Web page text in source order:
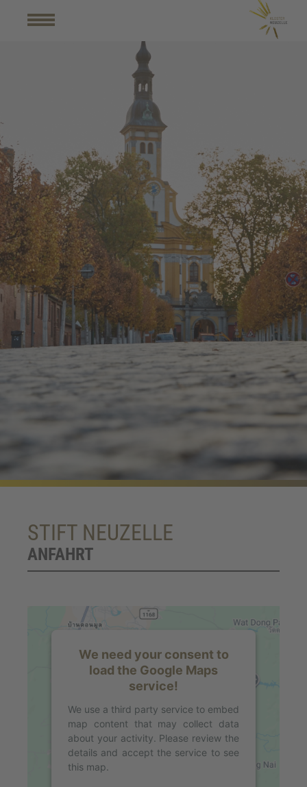
STIFT NEUZELLE
ANFAHRT
We need your consent to
load the Google Maps
service!
We use a third party service to embed
map content that may collect data
about your activity. Please review the
details and accept the service to see
this map.